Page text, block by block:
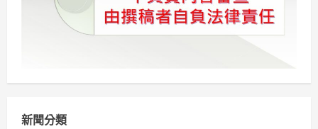
痠
「活
新聞分類